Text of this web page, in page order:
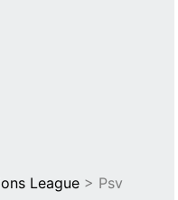
League > Psv